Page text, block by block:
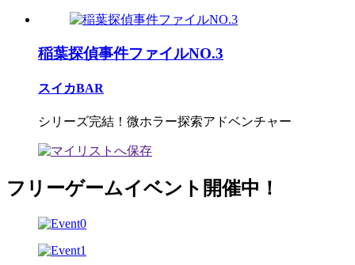
稲葉探偵事件ファイルNO.3
スイカBAR
シリーズ完結！微ホラー探索アドベンチャー
フリーゲームイベント開催中！